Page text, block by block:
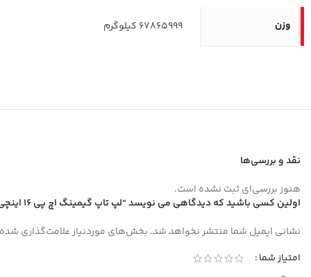
وزن 67865999 کیلوگرم
نقد و بررسی‌ها
هنوز بررسی‌ای ثبت نشده است.
اولین کسی باشید که دیدگاهی می نویسد “لپ تاپ گیمینگ اچ پی 16 اینچی مدل OMEN 16-AP0167AX R9 8940HX 16GB 512GB RTX5060”
نشانی ایمیل شما منتشر نخواهد شد. بخش‌های موردنیاز علامت‌گذاری
امتیاز شما